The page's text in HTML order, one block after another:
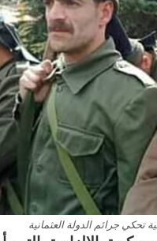
تحكي جرائم الدولة العثمانية